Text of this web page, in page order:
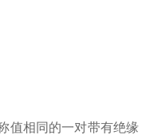
值相同的一对带有绝缘